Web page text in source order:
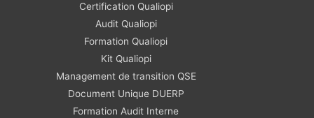
Certification Qualiopi
Audit Qualiopi
Formation Qualiopi
Kit Qualiopi
Management de transition QSE
Document Unique DUERP
Formation Audit Interne